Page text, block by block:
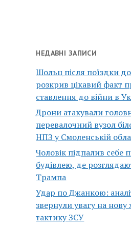
НЕДАВНІ ЗАПИСИ
Шольц після поїздки
розкрив цікавий факт
ставлення до війни в
Дрони атакували
перевалочний вузол
НПЗ у Смоленській
Чоловік підпалив себе
будівлею, де
Трампа
Удар по Джанкою:
звернули увагу на нову
тактику ЗСУ